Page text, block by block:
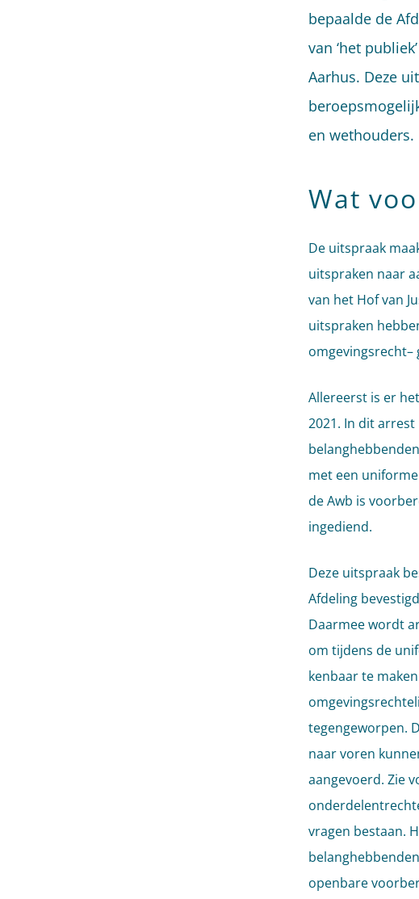
bepaalde de
van ‘het
Aarhus. Deze
en wethouders.
Wat
De uitspraak
uitspraken naar
van het Hof van
uitspraken
Allereerst is er het
2021. In dit arrest
met een
de Awb is
ingediend.
Deze uitspraak
Afdeling
Daarmee wordt
om tijdens de
kenbaar te
tegengeworpen.
naar voren
aangevoerd. Zie
vragen bestaan.
openbare